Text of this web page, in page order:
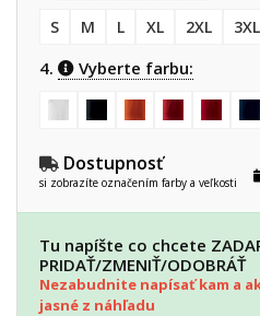
S
M L XL 2XL 3XL
4. Vyberte farbu:
Dostupnosť
si zobrazíte označením farby a veľkosti
Tu napíšte co chcete
PRIDAŤ/ZMENIŤ/ODOBRÁŤ
Nezabudnite napísať kam a
jasné z náhľadu